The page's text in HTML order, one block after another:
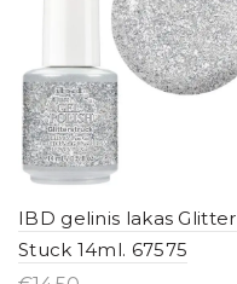
IBD gelinis lakas Glitter
Stuck 14ml. 67575